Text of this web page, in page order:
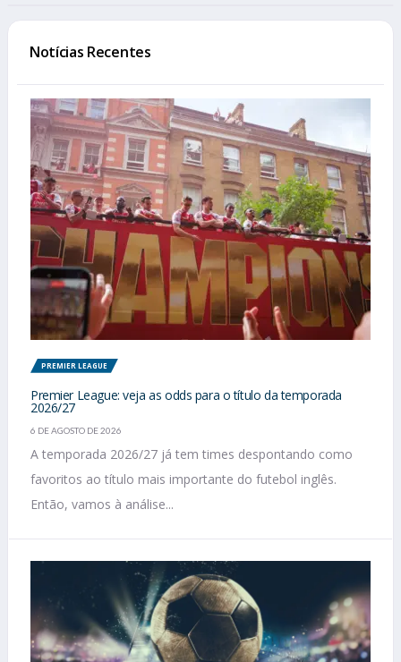
Notícias Recentes
PREMIER LEAGUE
Premier League: veja as odds para o título da temporada
2026/27
6 DE AGOSTO DE 2026
A temporada 2026/27 já tem times despontando como
favoritos ao título mais importante do futebol inglês.
Então, vamos à análise...